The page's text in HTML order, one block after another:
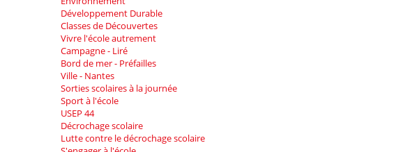
Développement Durable
Classes de Découvertes
Vivre l'école autrement
Campagne - Liré
Bord de mer - Préfailles
Ville - Nantes
Sorties scolaires à la journée
Sport à l'école
USEP 44
Décrochage scolaire
Lutte contre le décrochage scolaire